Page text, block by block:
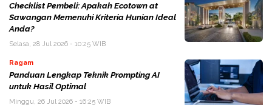
Checklist Pembeli: Apakah Ecotown at
Sawangan Memenuhi Kriteria Hunian Ideal
Anda?
Selasa, 28 Jul 2026 - 10:25 WIB
Ragam
Panduan Lengkap Teknik Prompting AI
untuk Hasil Optimal
Minggu, 26 Jul 2026 - 16:25 WIB